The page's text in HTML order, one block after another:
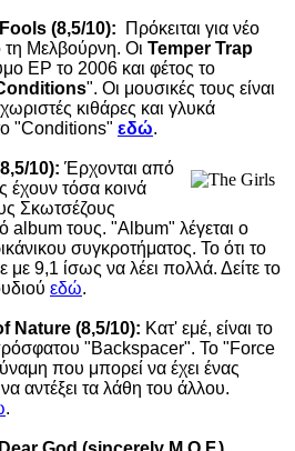
(8,5/10):
Πρόκειται για νέο
τη Μελβούρνη. Οι Temper Trap
EP το 2006 και φέτος το
". Οι μουσικές τους είναι
κιθάρες και γλυκά
"Conditions" εδώ.
10): Έρχονται από
έχουν τόσα κοινά
Σκωτσέζους
album τους. "Album" λέγεται ο
συγκροτήματος. Το ότι το
9,1 ίσως να λέει πολλά. Δείτε το
εδώ.
Nature (8,5/10): Κατ' εμέ, είναι το
"Backspacer". Το "Force
που μπορεί να έχει ένας
αντέξει τα λάθη του άλλου.
.